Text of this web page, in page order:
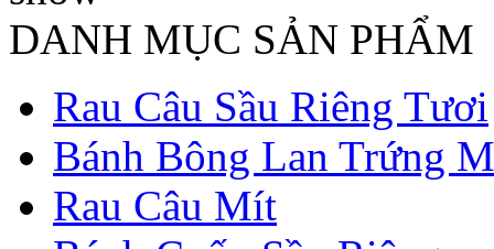
DANH MỤC SẢN PHẨM
Rau Câu Sầu Riêng Tươi
Bánh Bông Lan Trứng
Rau Câu Mít